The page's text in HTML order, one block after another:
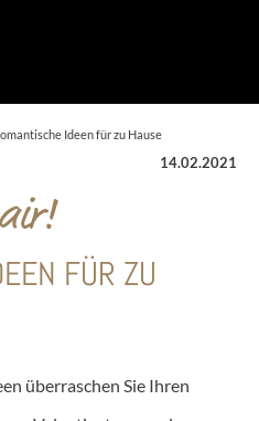
Ideen für zu Hause
14.02.2021
FÜR ZU
überraschen Sie Ihren